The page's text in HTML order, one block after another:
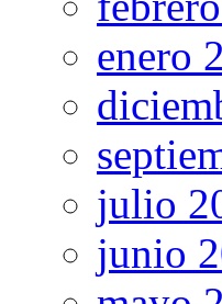
enero
julio
junio